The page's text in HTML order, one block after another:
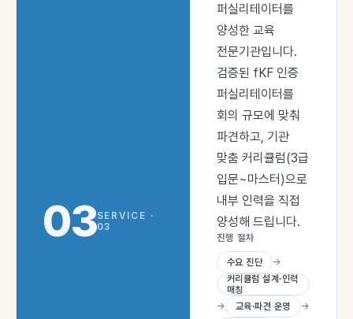
03SERVICE ·
03
퍼실리테이터를
양성한 교육
전문기관입니다.
검증된 fKF 인증
퍼실리테이터를
회의 규모에 맞춰
파견하고, 기관
맞춤 커리큘럼(3급
입문~마스터)으로
내부 인력을 직접
양성해 드립니다.
진행 절차
수요 진단
→
커리큘럼 설계·인력
매칭
→
교육·파견 운영
→